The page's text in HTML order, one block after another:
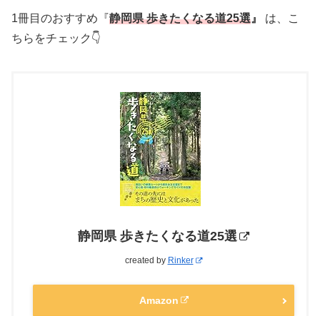
1冊目のおすすめ『静岡県 歩きたくなる道25選 』
は、こ
ちらをチェック👇
静岡県 歩きたくなる道25選
created by Rinker
Amazon